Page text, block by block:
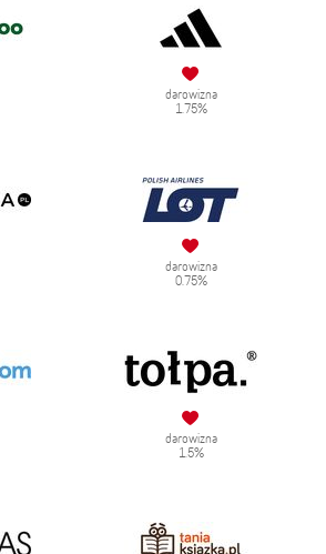
darowizna
1.75%
darowizna
0.75%
darowizna
1.5%